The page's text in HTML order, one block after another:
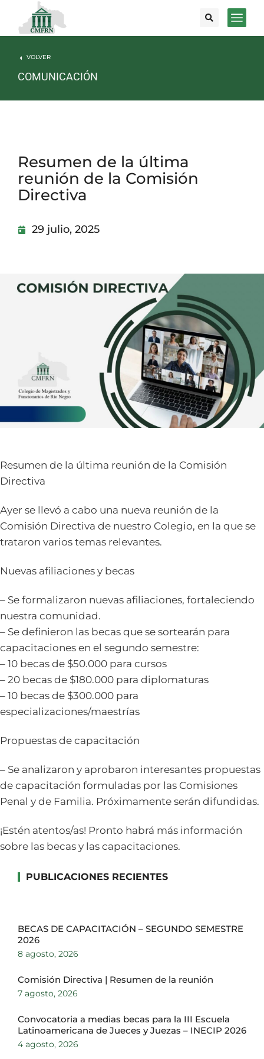
VOLVER
COMUNICACIÓN
Resumen de la última
reunión de la Comisión
Directiva
29 julio, 2025
Resumen de la última reunión de la Comisión
Directiva
Ayer se llevó a cabo una nueva reunión de la
Comisión Directiva de nuestro Colegio, en la que se
trataron varios temas relevantes.
Nuevas afiliaciones y becas
– Se formalizaron nuevas afiliaciones, fortaleciendo
nuestra comunidad.
– Se definieron las becas que se sortearán para
capacitaciones en el segundo semestre:
– 10 becas de $50.000 para cursos
– 20 becas de $180.000 para diplomaturas
– 10 becas de $300.000 para
especializaciones/maestrías
Propuestas de capacitación
– Se analizaron y aprobaron interesantes propuestas
de capacitación formuladas por las Comisiones
Penal y de Familia. Próximamente serán difundidas.
¡Estén atentos/as! Pronto habrá más información
sobre las becas y las capacitaciones.
PUBLICACIONES RECIENTES
BECAS DE CAPACITACIÓN – SEGUNDO SEMESTRE
2026
8 agosto, 2026
Comisión Directiva | Resumen de la reunión
7 agosto, 2026
Convocatoria a medias becas para la III Escuela
Latinoamericana de Jueces y Juezas – INECIP 2026
4 agosto, 2026